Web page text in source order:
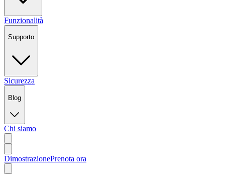
Funzionalità
Supporto
Sicurezza
Blog
Chi siamo
DimostrazionePrenota ora